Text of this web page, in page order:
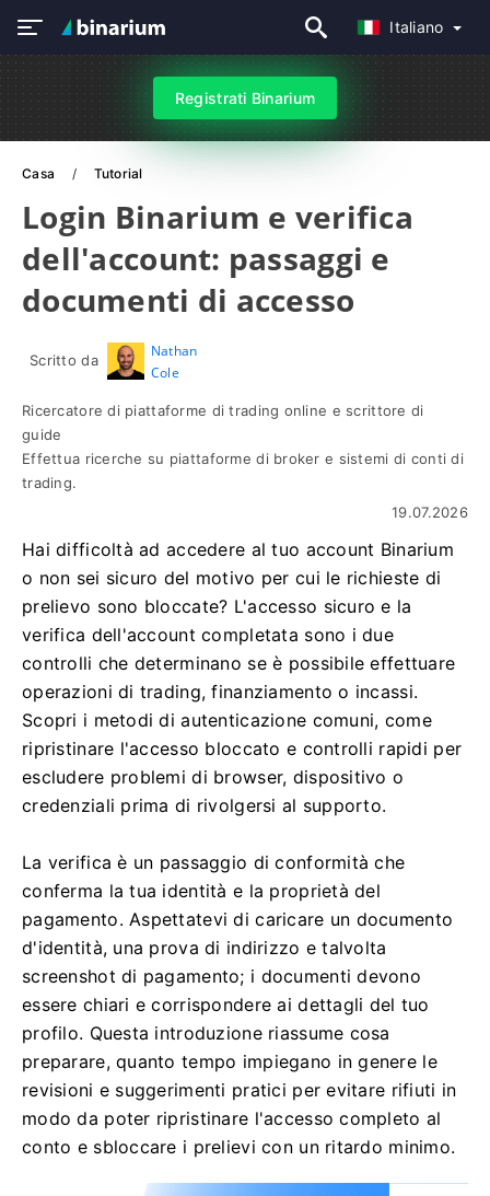
Italiano
Registrati Binarium
Casa Tutorial
Login Binarium e verifica
dell'account: passaggi e
documenti di accesso
Scritto da
Nathan
Cole
Ricercatore di piattaforme di trading online e scrittore di
guide
Effettua ricerche su piattaforme di broker e sistemi di conti di
trading.
19.07.2026
Hai difficoltà ad accedere al tuo account Binarium
o non sei sicuro del motivo per cui le richieste di
prelievo sono bloccate? L'accesso sicuro e la
verifica dell'account completata sono i due
controlli che determinano se è possibile effettuare
operazioni di trading, finanziamento o incassi.
Scopri i metodi di autenticazione comuni, come
ripristinare l'accesso bloccato e controlli rapidi per
escludere problemi di browser, dispositivo o
credenziali prima di rivolgersi al supporto.
La verifica è un passaggio di conformità che
conferma la tua identità e la proprietà del
pagamento. Aspettatevi di caricare un documento
d'identità, una prova di indirizzo e talvolta
screenshot di pagamento; i documenti devono
essere chiari e corrispondere ai dettagli del tuo
profilo. Questa introduzione riassume cosa
preparare, quanto tempo impiegano in genere le
revisioni e suggerimenti pratici per evitare rifiuti in
modo da poter ripristinare l'accesso completo al
conto e sbloccare i prelievi con un ritardo minimo.